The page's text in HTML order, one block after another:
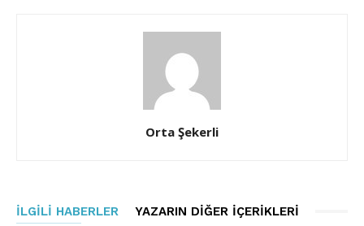
Orta Şekerli
İLGILI HABERLER YAZARIN DIĞER İÇERIKLERI